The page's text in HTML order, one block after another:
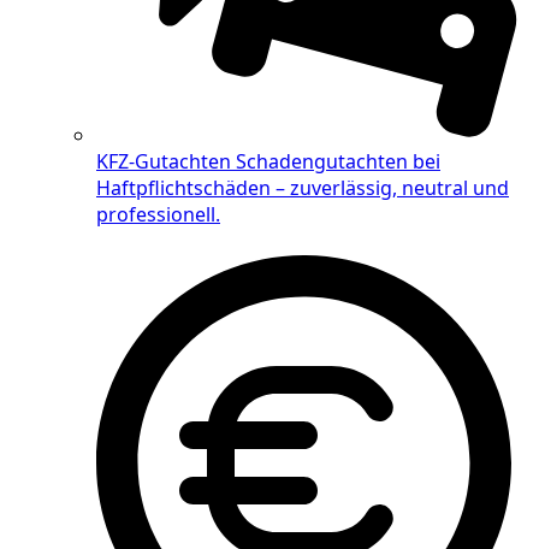
KFZ-Gutachten Schadengutachten bei
Haftpflichtschäden – zuverlässig, neutral und
professionell.